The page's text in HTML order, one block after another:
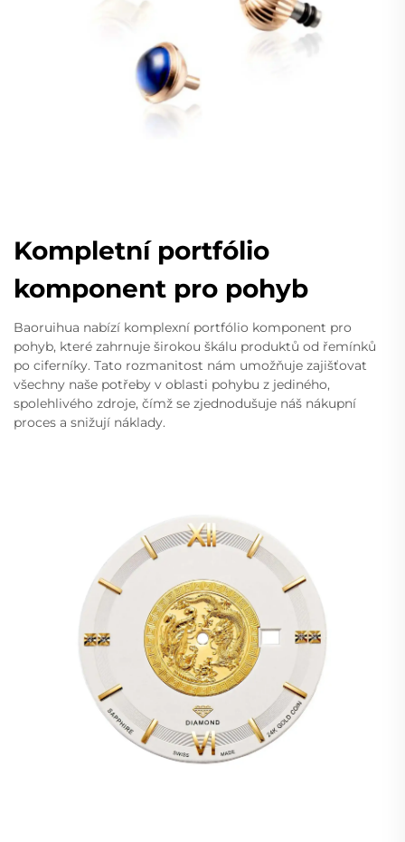
Kompletní portfólio
komponent pro pohyb
Baoruihua nabízí komplexní portfólio komponent pro
pohyb, které zahrnuje širokou škálu produktů od řemínků
po ciferníky. Tato rozmanitost nám umožňuje zajišťovat
všechny naše potřeby v oblasti pohybu z jediného,
spolehlivého zdroje, čímž se zjednodušuje náš nákupní
proces a snižují náklady.